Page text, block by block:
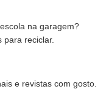
na garagem?
para reciclar.
e revistas com gosto.